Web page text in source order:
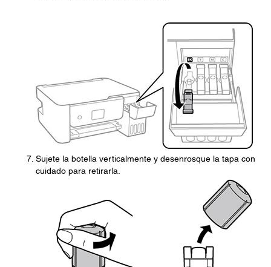
Sujete la botella verticalmente y desenrosque la tapa con
cuidado para retirarla.